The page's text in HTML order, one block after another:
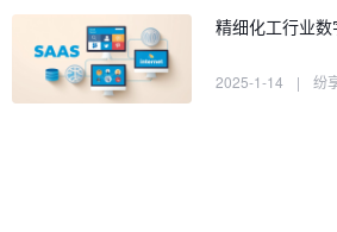
精细化工行业
2025-1-14 | 纷